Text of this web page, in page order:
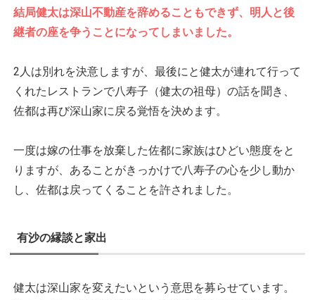
結局健太は深山不動産を辞めることもできず、明人と後
継者の座を争うことになってしまいました。
2人は別れを決意しますが、最後にと健太が連れて行って
くれたレストランで八寿子（健太の祖母）の話を聞き、
佐都は再び深山家に戻る覚悟を決めます。
一度は嫁の仕事を放棄した佐都に家族はひどい態度をと
りますが、あることがきっかけで八寿子の心を少し動か
し、佐都は戻ってくることを許されました。
有沙の縁談と家出
健太は深山家を変えたいという意思を募らせています。